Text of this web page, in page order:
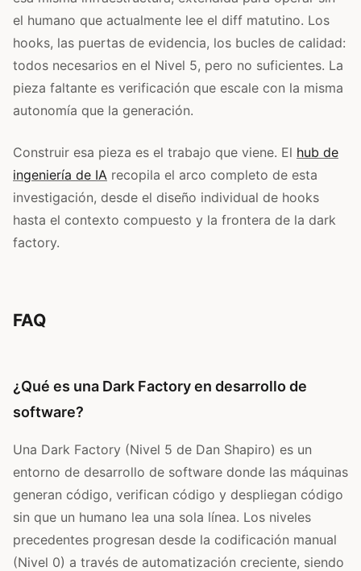
el humano que actualmente lee el diff matutino. Los
hooks, las puertas de evidencia, los bucles de calidad:
todos necesarios en el Nivel 5, pero no suficientes. La
pieza faltante es verificación que escale con la misma
autonomía que la generación.
Construir esa pieza es el trabajo que viene. El hub de
ingeniería de IA recopila el arco completo de esta
investigación, desde el diseño individual de hooks
hasta el contexto compuesto y la frontera de la dark
factory.
FAQ
¿Qué es una Dark Factory en desarrollo de
software?
Una Dark Factory (Nivel 5 de Dan Shapiro) es un
entorno de desarrollo de software donde las máquinas
generan código, verifican código y despliegan código
sin que un humano lea una sola línea. Los niveles
precedentes progresan desde la codificación manual
(Nivel 0) a través de automatización creciente, siendo